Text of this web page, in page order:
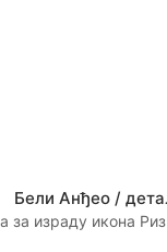
Бели Анђео /
за израду икона